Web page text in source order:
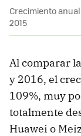
Crecimiento
2015
Al comparar
y 2016, el
109%, muy
totalmente
Huawei o